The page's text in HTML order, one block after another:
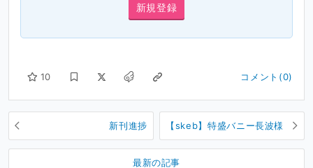
新規登録
10 コメント(0)
新刊進捗 【skeb】特盛バニー長波様
最新の記事